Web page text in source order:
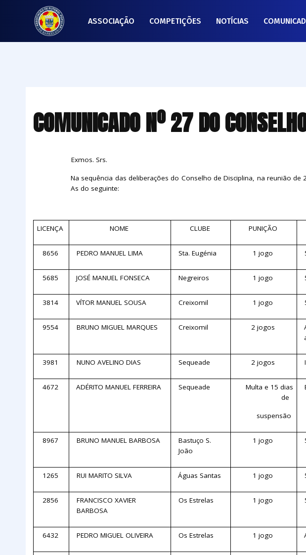
ASSOCIAÇÃO COMPETIÇÕES NOTÍCIAS
COMUNICADO Nº 27 DO
Exmos. Srs.
Na sequência das deliberações do Conselho de Disciplina, na reunião
As do seguinte:
LICENÇA NOME CLUBE PUNIÇÃO
8656 PEDRO MANUEL LIMA Sta. Eugénia 1 jogo
5685 JOSÉ MANUEL FONSECA Negreiros 1 jogo
3814 VÍTOR MANUEL SOUSA Creixomil 1 jogo
9554 BRUNO MIGUEL MARQUES Creixomil 2 jogos
3981 NUNO AVELINO DIAS Sequeade 2 jogos
4672 ADÉRITO MANUEL FERREIRA Sequeade
Multa e 15 dias
de
suspensão
8967 BRUNO MANUEL BARBOSA
Bastuço S.
João
1 jogo
1265 RUI MARITO SILVA Águas Santas 1 jogo
2856
FRANCISCO XAVIER
BARBOSA
Os Estrelas 1 jogo
6432 PEDRO MIGUEL OLIVEIRA Os Estrelas 1 jogo